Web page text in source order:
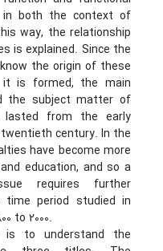
in both the context of
way, the relationship
is explained. Since the
the origin of these
it is formed, the main
the subject matter of
lasted from the early
century. In the
have become more
education, and so a
requires further
time period studied in
to 2000.
to understand the